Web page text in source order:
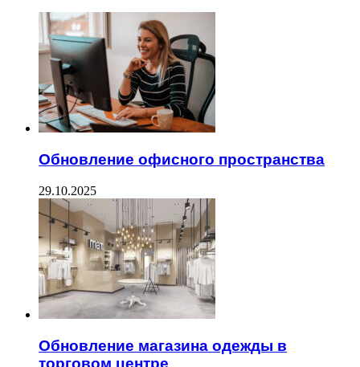
Обновление офисного пространства
29.10.2025
Обновление магазина одежды в
торговом центре